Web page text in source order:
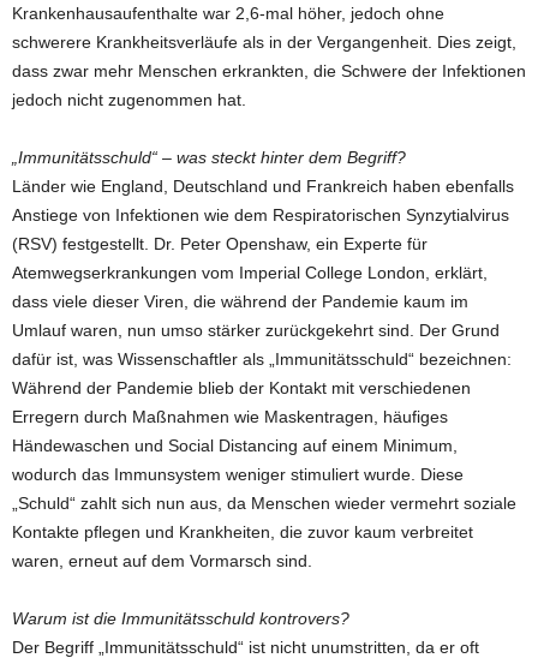
Krankenhausaufenthalte war 2,6-mal höher, jedoch ohne
schwerere Krankheitsverläufe als in der Vergangenheit. Dies zeigt,
dass zwar mehr Menschen erkrankten, die Schwere der Infektionen
jedoch nicht zugenommen hat.
„Immunitätsschuld“ – was steckt hinter dem Begriff?
Länder wie England, Deutschland und Frankreich haben ebenfalls
Anstiege von Infektionen wie dem Respiratorischen Synzytialvirus
(RSV) festgestellt. Dr. Peter Openshaw, ein Experte für
Atemwegserkrankungen vom Imperial College London, erklärt,
dass viele dieser Viren, die während der Pandemie kaum im
Umlauf waren, nun umso stärker zurückgekehrt sind. Der Grund
dafür ist, was Wissenschaftler als „Immunitätsschuld“ bezeichnen:
Während der Pandemie blieb der Kontakt mit verschiedenen
Erregern durch Maßnahmen wie Maskentragen, häufiges
Händewaschen und Social Distancing auf einem Minimum,
wodurch das Immunsystem weniger stimuliert wurde. Diese
„Schuld“ zahlt sich nun aus, da Menschen wieder vermehrt soziale
Kontakte pflegen und Krankheiten, die zuvor kaum verbreitet
waren, erneut auf dem Vormarsch sind.
Warum ist die Immunitätsschuld kontrovers?
Der Begriff „Immunitätsschuld“ ist nicht unumstritten, da er oft